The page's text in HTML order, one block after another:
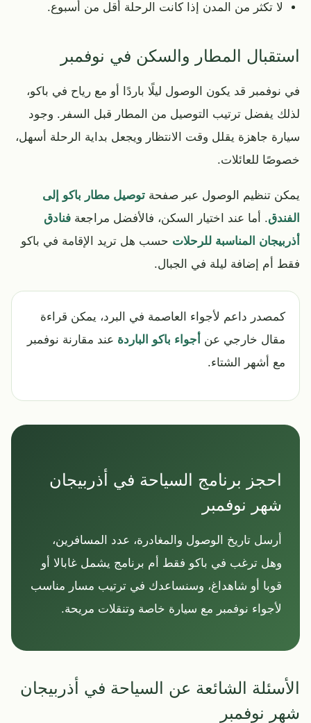
لا تكثر من المدن إذا كانت الرحلة أقل من أسبوع.
استقبال المطار والسكن في نوفمبر
في نوفمبر قد يكون الوصول ليلًا باردًا أو مع رياح في باكو،
لذلك يفضل ترتيب التوصيل من المطار قبل السفر. وجود
سيارة جاهزة يقلل وقت الانتظار ويجعل بداية الرحلة أسهل،
خصوصًا للعائلات.
يمكن تنظيم الوصول عبر صفحة توصيل مطار باكو إلى
الفندق. أما عند اختيار السكن، فالأفضل مراجعة فنادق
أذربيجان المناسبة للرحلات حسب هل تريد الإقامة في باكو
فقط أم إضافة ليلة في الجبال.
كمصدر داعم لأجواء العاصمة في البرد، يمكن قراءة
مقال خارجي عن
أجواء باكو الباردة عند مقارنة نوفمبر
مع أشهر الشتاء.
احجز برنامج السياحة في أذربيجان
شهر نوفمبر
أرسل تاريخ الوصول والمغادرة، عدد المسافرين،
وهل ترغب في باكو فقط أم برنامج يشمل غابالا أو
قوبا أو شاهداغ، وسنساعدك في ترتيب مسار مناسب
لأجواء نوفمبر مع سيارة خاصة وتنقلات مريحة.
الأسئلة الشائعة عن السياحة في أذربيجان
شهر نوفمبر